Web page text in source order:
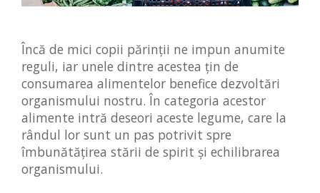
Încă de mici copii părinții ne impun anumite
reguli, iar unele dintre acestea țin de
consumarea alimentelor benefice dezvoltări
organismului nostru. În categoria acestor
alimente intră deseori aceste legume, care la
rândul lor sunt un pas potrivit spre
îmbunătățirea stării de spirit și echilibrarea
organismului.